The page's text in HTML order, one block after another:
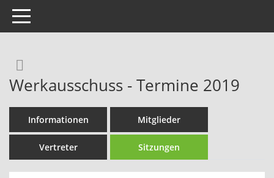
Toggle navigation
Werkausschuss - Termine 2019
Informationen Mitglieder
Vertreter Sitzungen